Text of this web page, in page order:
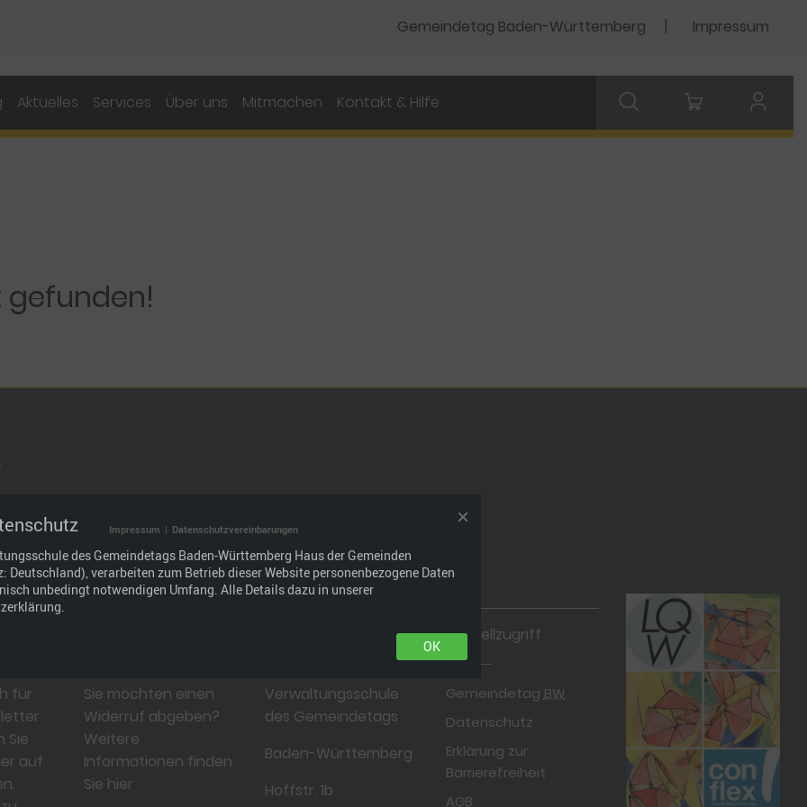
Gemeindetag Baden-Württemberg Impressum
Aktuelles Services Über uns Mitmachen Kontakt & Hilfe
Bildungsangebot, das wir durch den
und Partnern weiterentwickeln: im Interesse der
und wirtschaftlich.
für
Sie
auf
Sie möchten einen
Widerruf abgeben?
Weitere
Informationen finden
Sie hier
Verwaltungsschule
des Gemeindetags
Baden-Württemberg
Hoffstr. 1b
Schnellzugriff
Gemeindetag BW
Datenschutz
Erklärung zur
Barrierefreiheit
AGB
Impressum | Datenschutzvereinbarungen
des Gemeindetags Baden-Württemberg Haus der Gemeinden
Deutschland), verarbeiten zum Betrieb dieser Website personenbezogene Daten
unbedingt notwendigen Umfang. Alle Details dazu in unserer
OK